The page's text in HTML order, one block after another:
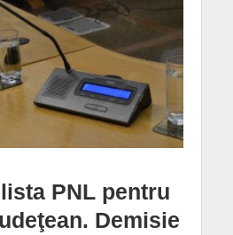
PNL pentru
Demisie